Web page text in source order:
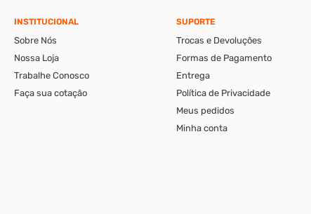
INSTITUCIONAL
Sobre Nós
Nossa Loja
Trabalhe Conosco
Faça sua cotação
SUPORTE
Trocas e Devoluções
Formas de Pagamento
Entrega
Política de Privacidade
Meus pedidos
Minha conta